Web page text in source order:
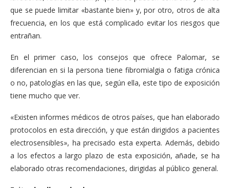
que se puede limitar «bastante bien» y, por otro, otros de alta
frecuencia, en los que está complicado evitar los riesgos que
entrañan.
En el primer caso, los consejos que ofrece Palomar, se
diferencian en si la persona tiene fibromialgia o fatiga crónica
o no, patologías en las que, según ella, este tipo de exposición
tiene mucho que ver.
«Existen informes médicos de otros países, que han elaborado
protocolos en esta dirección, y que están dirigidos a pacientes
electrosensibles», ha precisado esta experta. Además, debido
a los efectos a largo plazo de esta exposición, añade, se ha
elaborado otras recomendaciones, dirigidas al público general.